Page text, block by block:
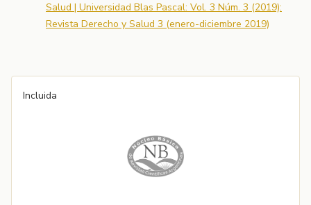
Salud | Universidad Blas Pascal: Vol. 3 Núm. 3 (2019):
Revista Derecho y Salud 3 (enero-diciembre 2019)
Incluida